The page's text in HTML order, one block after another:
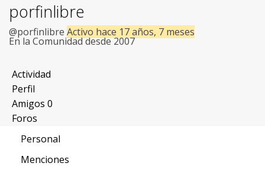
Ayuda
Contacto
Entrar
Crear Cuenta
porfinlibre
@porfinlibre Activo hace 17 años, 7 meses
En la Comunidad desde 2007
Actividad
Perfil
Amigos 0
Foros
Personal
Menciones